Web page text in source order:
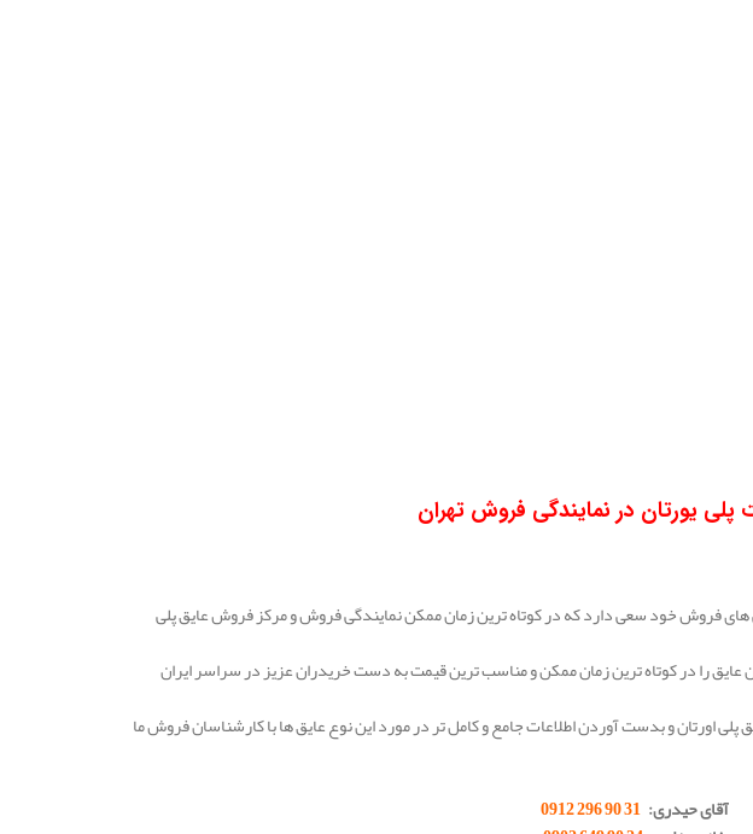
یورتان در نمایندگی فروش تهران
فروش خود سعی دارد که در کوتاه ترین زمان ممکن نمایندگی فروش و مرکز فروش عایق پلی
را در کوتاه ترین زمان ممکن و مناسب ترین قیمت به دست خریدران عزیز در سراسر ایران
پلی اورتان و بدست آوردن اطلاعات جامع و کامل تر در مورد این نوع عایق ها با کارشناسان فروش ما
آقای حیدری: 31 90 296 0912